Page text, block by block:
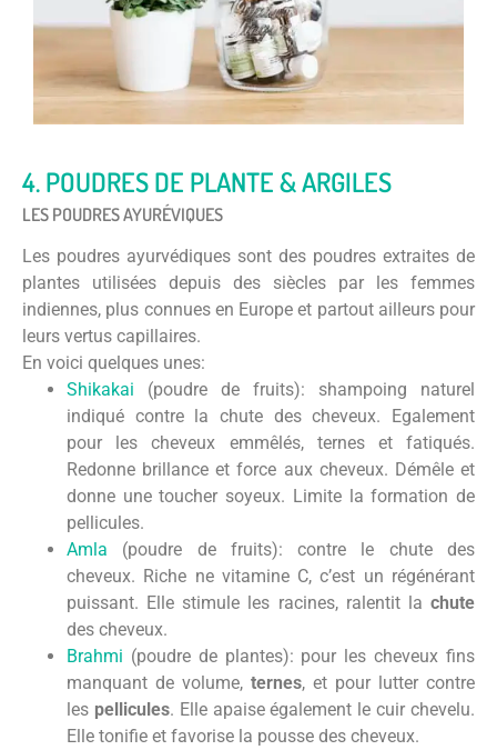
4. POUDRES DE PLANTE & ARGILES
LES POUDRES AYURÉVIQUES
Les poudres ayurvédiques sont des poudres extraites de
plantes utilisées depuis des siècles par les femmes
indiennes, plus connues en Europe et partout ailleurs pour
leurs vertus capillaires.
En voici quelques unes:
Shikakai (poudre de fruits): shampoing naturel
indiqué contre la chute des cheveux. Egalement
pour les cheveux emmêlés, ternes et fatiqués.
Redonne brillance et force aux cheveux. Démêle et
donne une toucher soyeux. Limite la formation de
pellicules.
Amla (poudre de fruits): contre le chute des
cheveux. Riche ne vitamine C, c’est un régénérant
puissant. Elle stimule les racines, ralentit la chute
des cheveux.
Brahmi (poudre de plantes): pour les cheveux fins
manquant de volume, ternes, et pour lutter contre
les pellicules. Elle apaise également le cuir chevelu.
Elle tonifie et favorise la pousse des cheveux.